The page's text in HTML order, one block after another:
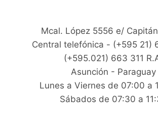
Mcal. López 5556 e/
Central telefónica - (+595 21)
(+595.021) 663 311
Asunción - Paraguay
Lunes a Viernes de 07:00 a
Sábados de 07:30 a